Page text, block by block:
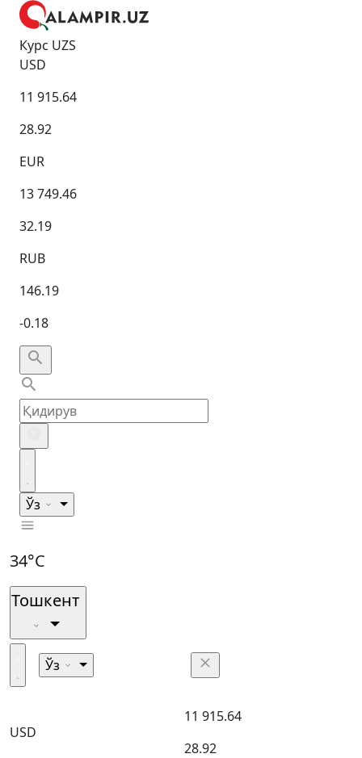
Курс UZS
USD
11 915.64
28.92
EUR
13 749.46
32.19
RUB
146.19
-0.18
Ўз
34°C
Тошкент
Ўз
USD
11 915.64
28.92